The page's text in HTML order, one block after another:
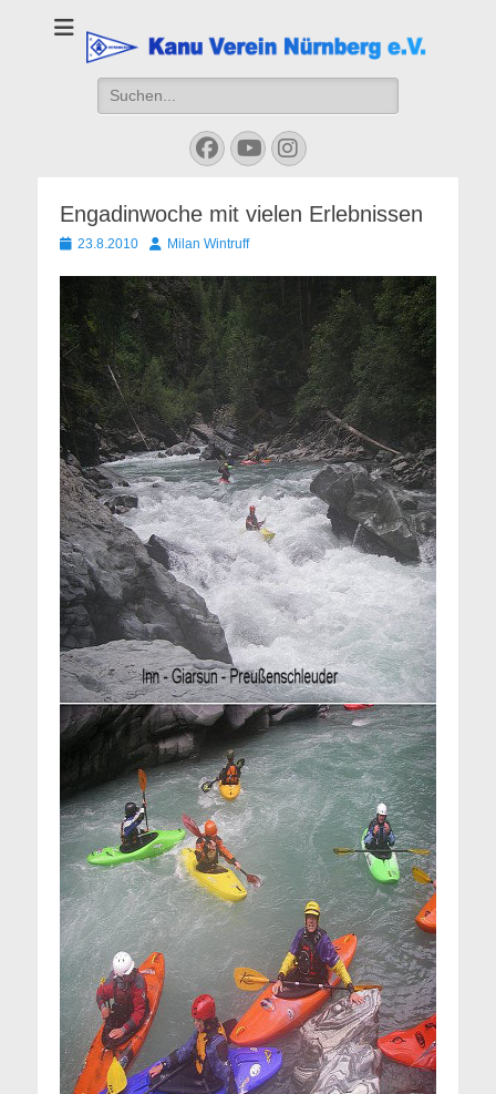
Kanu Verein
Nuernberg
Suchen
nach:
Facebook
YouTube
Instagram
Engadinwoche mit vielen Erlebnissen
Veröffentlicht
23.8.2010 AutorMilan Wintruff